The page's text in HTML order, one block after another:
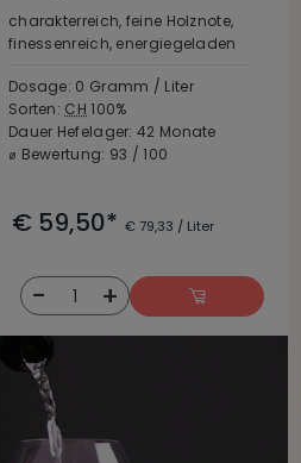
charakterreich, feine Holznote,
finessenreich, energiegeladen
Dosage: 0 Gramm / Liter
Sorten: CH 100%
Dauer Hefelager: 42 Monate
⌀ Bewertung: 93 / 100
€ 59,50* € 79,33 / Liter
- 1 +